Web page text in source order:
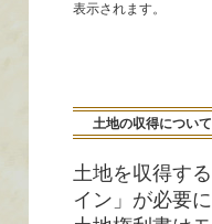
表示されます。
土地の収得について
土地を収得す
イン」が必要